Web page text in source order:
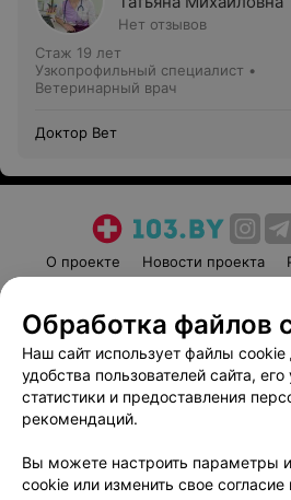
Нет отзывов
Стаж 19 лет
Узкопрофильный специалист •
Ветеринарный врач
Доктор Вет
О проекте Новости проекта
Пользовательское соглашение
Вакансии
Написать
Обработка
Обработка файлов
Наш сайт использует файлы cookie
удобства пользователей сайта,
статистики и предоставления
рекомендаций.
Вы можете настроить параметры
cookie или изменить свое